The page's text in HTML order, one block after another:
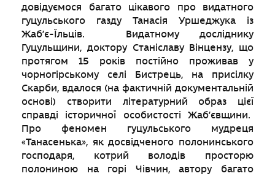
довідуємося багато цікавого про видатного
гуцульського ґазду Танасія Уршеджука із
Жаб’є-Їльців. Видатному досліднику
Гуцульщини, доктору Станіславу Вінцензу, що
протягом 15 років постійно проживав у
чорногірському селі Бистрець, на присілку
Скарби, вдалося (на фактичній документальній
основі) створити літературний образ цієї
справді історичної особистості Жаб’євщини.
Про феномен гуцульського мудреця
«Танасенька», як досвідченого полонинського
господаря, котрий володів просторю
полониною на горі Чівчин, автору багато